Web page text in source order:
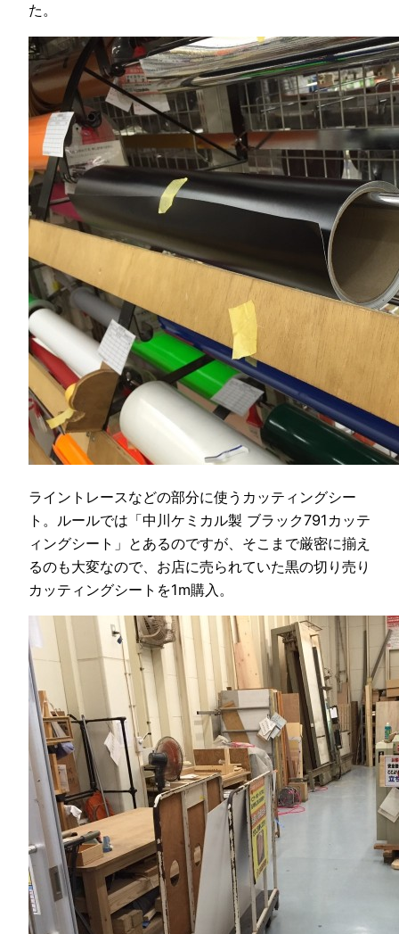
た。
ライントレースなどの部分に使うカッティングシー
ト。ルールでは「中川ケミカル製 ブラック791カッテ
ィングシート」とあるのですが、そこまで厳密に揃え
るのも大変なので、お店に売られていた黒の切り売り
カッティングシートを1m購入。